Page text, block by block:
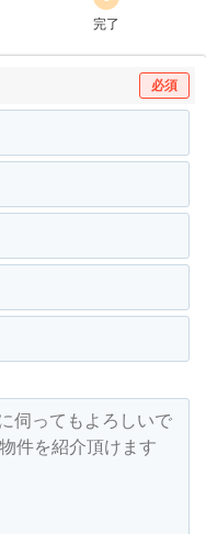
完了
必須